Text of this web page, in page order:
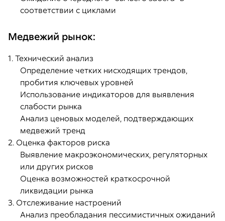
соответствии с циклами
Медвежий рынок:
1. Технический анализ
Определение четких нисходящих трендов,
пробития ключевых уровней
Использование индикаторов для выявления
слабости рынка
Анализ ценовых моделей, подтверждающих
медвежий тренд
2. Оценка факторов риска
Выявление макроэкономических, регуляторных
или других рисков
Оценка возможностей краткосрочной
ликвидации рынка
3. Отслеживание настроений
Анализ преобладания пессимистичных ожиданий